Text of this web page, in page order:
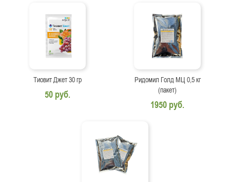
Тиовит Джет 30 гр
50 руб.
Ридомил Голд МЦ 0,5 кг
(пакет)
1950 руб.